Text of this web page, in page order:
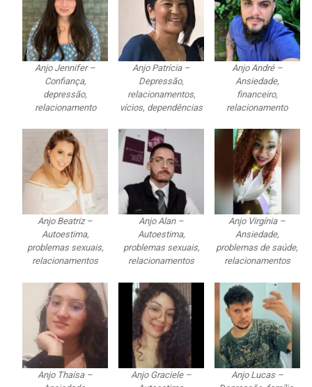
Anjo Jennifer –
Confiança,
depressão,
relacionamento
Anjo Patrícia –
Depressão,
relacionamentos,
vícios, dependências
Anjo André –
Ansiedade,
financeiro,
relacionamento
Anjo Beatriz –
Autoestima,
problemas sexuais,
relacionamentos
Anjo Alan –
Autoestima,
problemas sexuais,
relacionamentos
Anjo Virgínia –
Ansiedade,
problemas de saúde,
relacionamentos
Anjo Thaísa –
Anjo Graciele –
Anjo Lucas –